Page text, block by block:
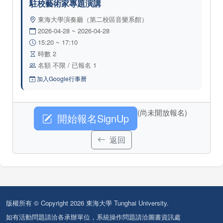
駐校藝術家專題演講
東海大學演奏廳（第二校區音樂系館）
2026-04-28 ~ 2026-04-28
15:20 ~ 17:10
時數 2
名額 不限 / 已報名 1
加入Google行事曆
開始報名SignUp (尚未開放報名)
返回
版權所有 © Copyright 2026 東海大學 Tunghai University.
如有活動問題請洽各承辦單位，系統操作問題請洽圖書資訊處